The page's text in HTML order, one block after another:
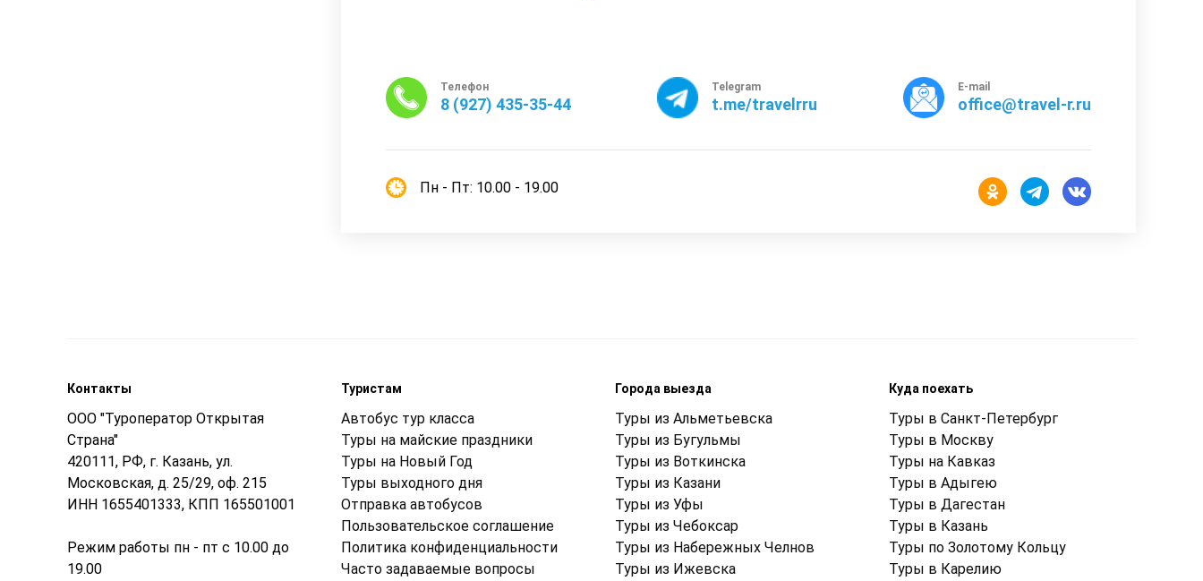
Телефон
8 (927) 435-35-44
Telegram
t.me/travelrru
E-mail
office@travel-r.ru
Пн - Пт: 10.00 - 19.00
Контакты
ООО "Туроператор Открытая
Страна"
420111, РФ, г. Казань, ул.
Московская, д. 25/29, оф. 215
ИНН 1655401333, КПП 165501001
Режим работы пн - пт с 10.00 до
19.00
Туристам
Автобус тур класса
Туры на майские праздники
Туры на Новый Год
Туры выходного дня
Отправка автобусов
Пользовательское соглашение
Политика конфиденциальности
Часто задаваемые вопросы
Города выезда
Туры из Альметьевска
Туры из Бугульмы
Туры из Воткинска
Туры из Казани
Туры из Уфы
Туры из Чебоксар
Туры из Набережных Челнов
Туры из Ижевска
Куда поехать
Туры в Санкт-Петербург
Туры в Москву
Туры на Кавказ
Туры в Адыгею
Туры в Дагестан
Туры в Казань
Туры по Золотому Кольцу
Туры в Карелию